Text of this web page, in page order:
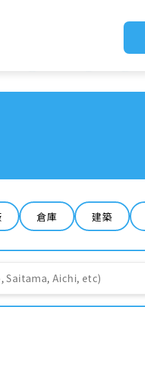
倉庫 建築